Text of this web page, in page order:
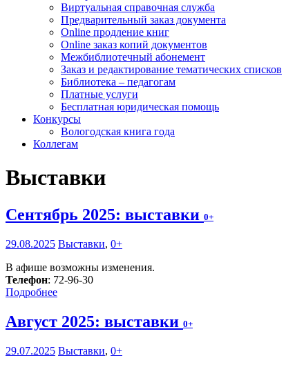
Виртуальная справочная служба
Предварительный заказ документа
Online продление книг
Online заказ копий документов
Межбиблиотечный абонемент
Заказ и редактирование тематических списков
Библиотека – педагогам
Платные услуги
Бесплатная юридическая помощь
Конкурсы
Вологодская книга года
Коллегам
Выставки
Сентябрь 2025: выставки 0+
29.08.2025 Выставки, 0+
В афише возможны изменения.
Телефон: 72-96-30
Подробнее
Август 2025: выставки 0+
29.07.2025 Выставки, 0+